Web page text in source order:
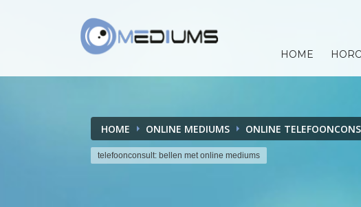
HOME
HOME ONLINE MEDIUMS ONLINE
telefoonconsult: bellen met online mediums